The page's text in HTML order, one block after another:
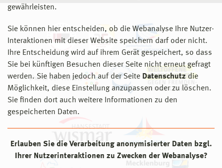
gewährleisten.
Sie können hier entscheiden, ob die Webanalyse Ihre Nutzer-
Interaktionen mit dieser Website speichern darf oder nicht.
Ihre Entscheidung wird auf ihrem Gerät gespeichert, so dass
Sie bei künftigen Besuchen dieser Seite nicht erneut gefragt
werden. Sie haben jedoch auf der Seite Datenschutz die
Möglichkeit, diese Einstellung anzupassen oder zu löschen.
Sie finden dort auch weitere Informationen zu den
gespeicherten Daten.
Erlauben Sie die Verarbeitung anonymisierter Daten bzgl.
Ihrer Nutzerinteraktionen zu Zwecken der Webanalyse?